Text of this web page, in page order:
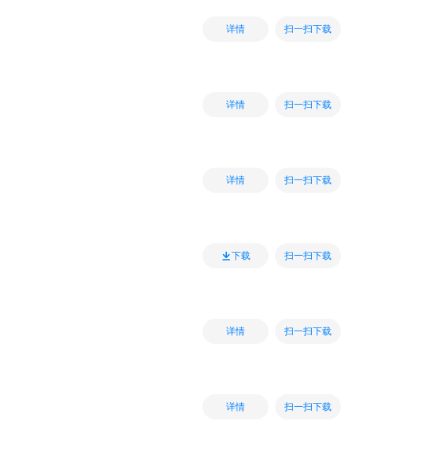
详情 扫一扫下载
详情 扫一扫下载
详情 扫一扫下载
下载 扫一扫下载
详情 扫一扫下载
详情 扫一扫下载